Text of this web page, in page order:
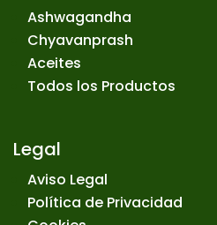
Ashwagandha
Chyavanprash
Aceites
Todos los Productos
Legal
Aviso Legal
Política de Privacidad